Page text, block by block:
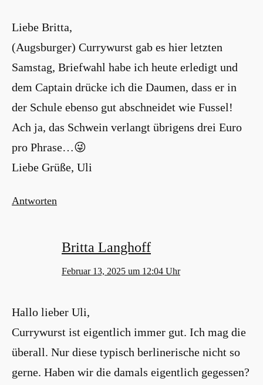
Liebe Britta,
(Augsburger) Currywurst gab es hier letzten
Samstag, Briefwahl habe ich heute erledigt und
dem Captain drücke ich die Daumen, dass er in
der Schule ebenso gut abschneidet wie Fussel!
Ach ja, das Schwein verlangt übrigens drei Euro
pro Phrase…😜
Liebe Grüße, Uli
Antworten
Britta Langhoff
Februar 13, 2025 um 12:04 Uhr
Hallo lieber Uli,
Currywurst ist eigentlich immer gut. Ich mag die
überall. Nur diese typisch berlinerische nicht so
gerne. Haben wir die damals eigentlich gegessen?